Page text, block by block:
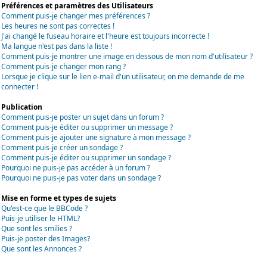
Préférences et paramètres des Utilisateurs
Comment puis-je changer mes préférences ?
Les heures ne sont pas correctes !
J'ai changé le fuseau horaire et l'heure est toujours incorrecte !
Ma langue n'est pas dans la liste !
Comment puis-je montrer une image en dessous de mon nom d'utilisateur ?
Comment puis-je changer mon rang ?
Lorsque je clique sur le lien e-mail d'un utilisateur, on me demande de me
connecter !
Publication
Comment puis-je poster un sujet dans un forum ?
Comment puis-je éditer ou supprimer un message ?
Comment puis-je ajouter une signature à mon message ?
Comment puis-je créer un sondage ?
Comment puis-je éditer ou supprimer un sondage ?
Pourquoi ne puis-je pas accéder à un forum ?
Pourquoi ne puis-je pas voter dans un sondage ?
Mise en forme et types de sujets
Qu'est-ce que le BBCode ?
Puis-je utiliser le HTML?
Que sont les smilies ?
Puis-je poster des Images?
Que sont les Annonces ?